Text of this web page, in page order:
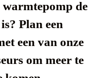
de
Plan een
een van onze
om meer te